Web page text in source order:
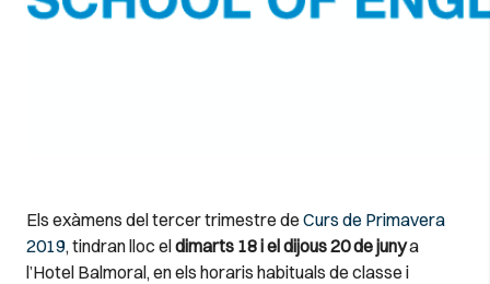
Els exàmens del tercer trimestre de Curs de Primavera
2019, tindran lloc eldimarts 18 i el dijous 20 de junya
l’Hotel Balmoral, en els horaris habituals de classe i